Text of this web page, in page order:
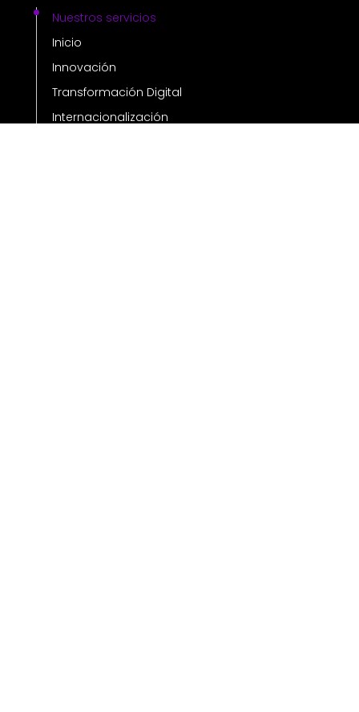
Nuestros servicios
Inicio
Innovación
Transformación Digital
Internacionalización